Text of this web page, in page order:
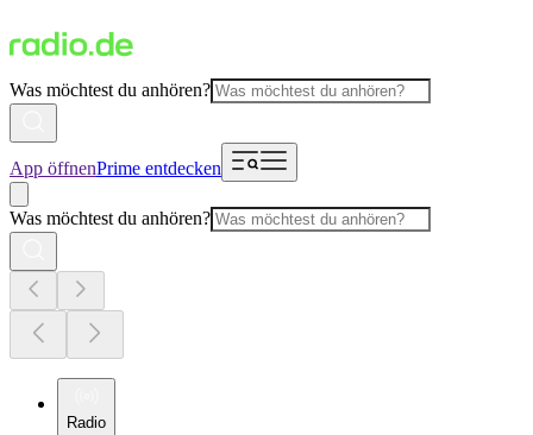
Was möchtest du anhören?
App öffnenPrime entdecken
Was möchtest du anhören?
Radio